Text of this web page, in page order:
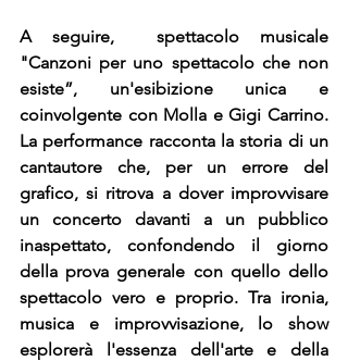
A seguire,  spettacolo musicale
"Canzoni per uno spettacolo che non
esiste”, un'esibizione unica e
coinvolgente con Molla e Gigi Carrino.
La performance racconta la storia di un
cantautore che, per un errore del
grafico, si ritrova a dover improvvisare
un concerto davanti a un pubblico
inaspettato, confondendo il giorno
della prova generale con quello dello
spettacolo vero e proprio. Tra ironia,
musica e improvvisazione, lo show
esplorerà l'essenza dell'arte e della